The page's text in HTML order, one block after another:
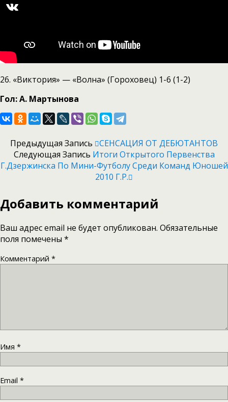
26. «Виктория» — «Волна» (Гороховец) 1-6 (1-2)
Гол: А. Мартынова
Предыдущая Запись
СЕНСАЦИЯ ОТ ДЕБЮТАНТОВ
Следующая Запись Итоги Открытого Первенства
Г.Дзержинска По Мини-Футболу Среди Команд Юношей
2010 Г.р.
Добавить комментарий
Ваш адрес email не будет опубликован. Обязательные
поля помечены *
Комментарий *
Имя *
Email *